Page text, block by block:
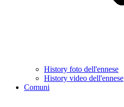
History foto dell'ennese
History video dell'ennese
Comuni